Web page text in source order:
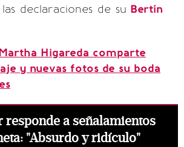
declaraciones de su Bertín
Higareda comparte
y nuevas fotos de su boda
responde a señalamientos
"Absurdo y ridículo"